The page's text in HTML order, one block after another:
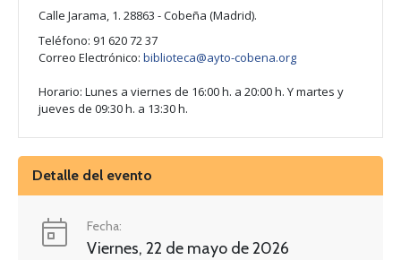
Calle Jarama, 1. 28863 - Cobeña (Madrid).
Teléfono: 91 620 72 37
Correo Electrónico: biblioteca@ayto-cobena.org
Horario: Lunes a viernes de 16:00 h. a 20:00 h. Y martes y
jueves de 09:30 h. a 13:30 h.
Detalle del evento
Fecha:
Viernes, 22 de mayo de 2026